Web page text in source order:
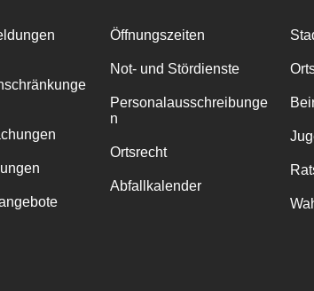
Öffnungszeiten
Not- und Stördienste
Personalausschreibunge
n
Ortsrecht
Abfallkalender